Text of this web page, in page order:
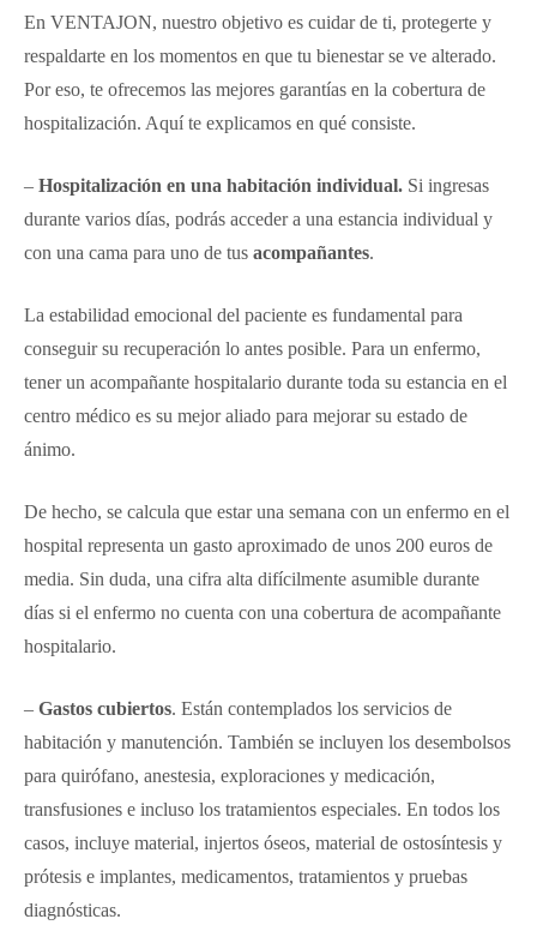
En VENTAJON, nuestro objetivo es cuidar de ti, protegerte y
respaldarte en los momentos en que tu bienestar se ve alterado.
Por eso, te ofrecemos las mejores garantías en la cobertura de
hospitalización. Aquí te explicamos en qué consiste.
– Hospitalización en una habitación individual. Si ingresas
durante varios días, podrás acceder a una estancia individual y
con una cama para uno de tus acompañantes.
La estabilidad emocional del paciente es fundamental para
conseguir su recuperación lo antes posible. Para un enfermo,
tener un acompañante hospitalario durante toda su estancia en el
centro médico es su mejor aliado para mejorar su estado de
ánimo.
De hecho, se calcula que estar una semana con un enfermo en el
hospital representa un gasto aproximado de unos 200 euros de
media. Sin duda, una cifra alta difícilmente asumible durante
días si el enfermo no cuenta con una cobertura de acompañante
hospitalario.
– Gastos cubiertos. Están contemplados los servicios de
habitación y manutención. También se incluyen los desembolsos
para quirófano, anestesia, exploraciones y medicación,
transfusiones e incluso los tratamientos especiales. En todos los
casos, incluye material, injertos óseos, material de ostosíntesis y
prótesis e implantes, medicamentos, tratamientos y pruebas
diagnósticas.